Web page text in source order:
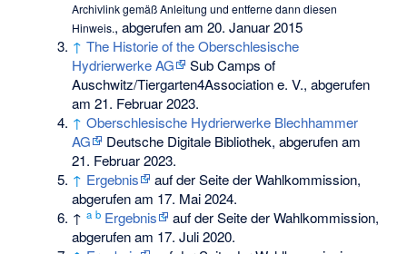
Archivlink gemäßAnleitung und entferne dann diesen
Hinweis., abgerufen am 20. Januar 2015
↑ The Historie of the Oberschlesische
Hydrierwerke AG
Sub Camps of
Auschwitz/Tiergarten4Association e. V., abgerufen
am 21. Februar 2023.
↑ Oberschlesische Hydrierwerke Blechhammer
AG
Deutsche Digitale Bibliothek, abgerufen am
21. Februar 2023.
↑ Ergebnis
auf der Seite der Wahlkommission,
abgerufen am 17. Mai 2024.
↑a b Ergebnis
auf der Seite der Wahlkommission,
abgerufen am 17. Juli 2020.